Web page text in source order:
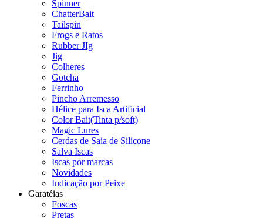
Spinner
ChatterBait
Tailspin
Frogs e Ratos
Rubber JIg
Jig
Colheres
Gotcha
Ferrinho
Pincho Arremesso
Hélice para Isca Artificial
Color Bait(Tinta p/soft)
Magic Lures
Cerdas de Saia de Silicone
Salva Iscas
Iscas por marcas
Novidades
Indicação por Peixe
Garatéias
Foscas
Pretas